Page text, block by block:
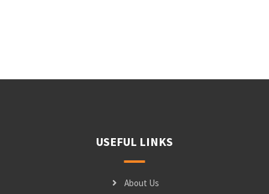
USEFUL LINKS
About Us